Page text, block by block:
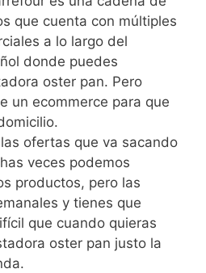
que cuenta con múltiples
a lo largo del
donde puedes
oster pan. Pero
un ecommerce para que
las ofertas que va sacando
veces podemos
productos, pero las
y tienes que
que cuando quieras
oster pan justo la